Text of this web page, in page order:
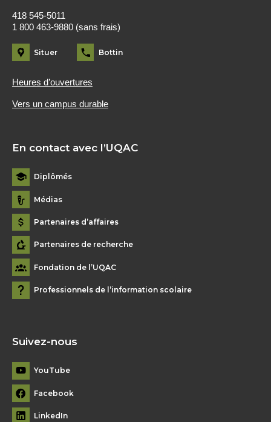
418 545-5011
1 800 463-9880 (sans frais)
Situer Bottin
Heures d’ouvertures
Vers un campus durable
En contact avec l’UQAC
Diplômés
Médias
Partenaires d’affaires
Partenaires de recherche
Fondation de l’UQAC
Professionnels de l’information scolaire
Suivez-nous
YouTube
Facebook
LinkedIn